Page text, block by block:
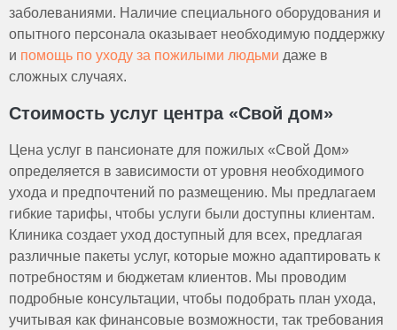
заболеваниями. Наличие специального оборудования и
опытного персонала оказывает необходимую поддержку
и помощь по уходу за пожилыми людьми даже в
сложных случаях.
Стоимость услуг центра «Свой дом»
Цена услуг в пансионате для пожилых «Свой Дом»
определяется в зависимости от уровня необходимого
ухода и предпочтений по размещению. Мы предлагаем
гибкие тарифы, чтобы услуги были доступны клиентам.
Клиника создает уход доступный для всех, предлагая
различные пакеты услуг, которые можно адаптировать к
потребностям и бюджетам клиентов. Мы проводим
подробные консультации, чтобы подобрать план ухода,
учитывая как финансовые возможности, так требования